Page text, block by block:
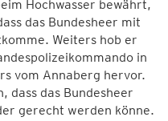
Hochwasser bewährt,
das Bundesheer mit
Weiters hob er
in
vom Annaberg hervor.
dass das Bundesheer
gerecht werden könne.